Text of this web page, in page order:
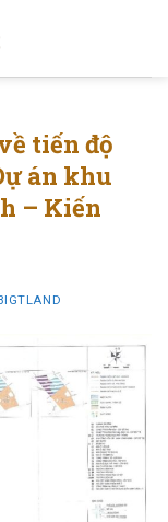
tiến độ
án khu
– Kiến